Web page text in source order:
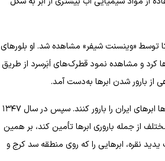
شرکت جنرال الکتریک آمریکا توسط «وینسنت شیفر» مشاهده شد. او بلورهای
رها کرد و مشاهده نمود قطرک‌های اَبَرسرد از طریق
از بارور شدن ابرها به‌دست آمد.
نخستین تلاش درایران برای باروری ابرها به سال ۱۳۴۶ برمی گردد که دولت ایران تلاش کرد به کمک آمریکایی‌ها ابرهای ایران را بارور کنند. سپس در سال ۱۳۴۷
از جمله باروری ابرها تأمین کند، بر همین
و ترکیب یدید نقره، ابرهایی را که روی منطقه سد کرج و